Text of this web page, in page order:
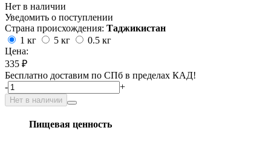
Нет в наличии
Уведомить о поступлении
Страна происхождения: Таджикистан
1 кг
5 кг
0.5 кг
Цена:
335 ₽
Бесплатно доставим по СПб в пределах КАД!
-
+
Нет в наличии
Пищевая ценность